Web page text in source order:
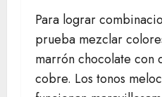
Para lograr
prueba mezclar
marrón chocolate con
cobre. Los tonos